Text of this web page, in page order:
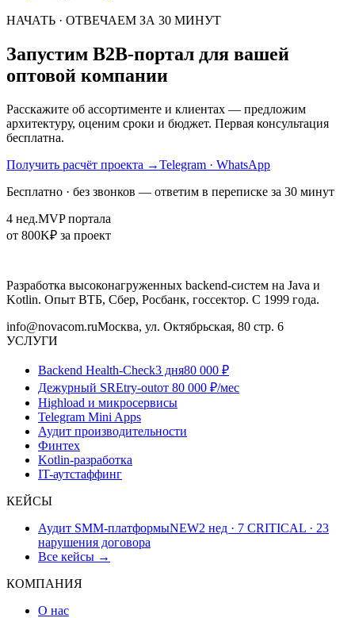
НАЧАТЬ · ОТВЕЧАЕМ ЗА 30 МИНУТ
Запустим B2B-портал для вашей
оптовой компании
Расскажите об ассортименте и клиентах — предложим
архитектуру, оценим сроки и бюджет. Первая консультация
бесплатна.
Получить расчёт проекта →Telegram · WhatsApp
Бесплатно · без звонков — ответим в переписке за 30 минут
4 нед.MVP портала
от 800K₽ за проект
Разработка высоконагруженных backend-систем на Java и
Kotlin. Опыт ВТБ, Сбер, Росбанк, госсектор. С 1999 года.
info@novacom.ruМосква, ул. Октябрьская, 80 стр. 6
УСЛУГИ
Backend Health-Check3 дня80 000 ₽
Дежурный SREtry-outот 80 000 ₽/мес
Highload и микросервисы
Telegram Mini Apps
Аудит производительности
Финтех
Kotlin-разработка
IT-аутстаффинг
КЕЙСЫ
Аудит SMM-платформыNEW2 нед · 7 CRITICAL · 23
нарушения договора
Все кейсы →
КОМПАНИЯ
О нас